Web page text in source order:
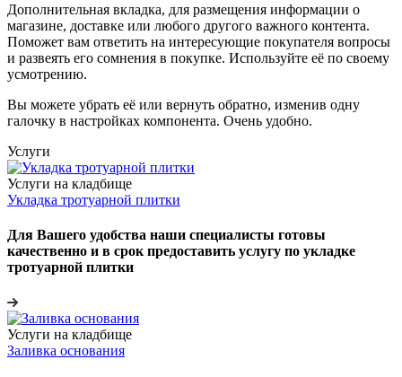
Дополнительная вкладка, для размещения информации о
магазине, доставке или любого другого важного контента.
Поможет вам ответить на интересующие покупателя вопросы
и развеять его сомнения в покупке. Используйте её по своему
усмотрению.
Вы можете убрать её или вернуть обратно, изменив одну
галочку в настройках компонента. Очень удобно.
Услуги
Услуги на кладбище
Укладка тротуарной плитки
Для Вашего удобства наши специалисты готовы
качественно и в срок предоставить услугу по укладке
тротуарной плитки
Услуги на кладбище
Заливка основания